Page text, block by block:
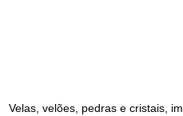
Velas, velões, pedras e cristais,